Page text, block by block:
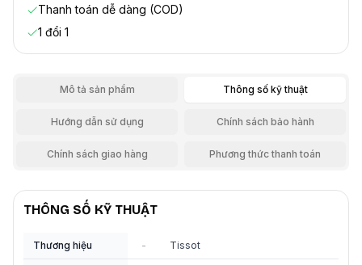
Thanh toán dễ dàng (COD)
1 đổi 1
Mô tả sản phẩm Thông số kỹ thuật
Hướng dẫn sử dụng Chính sách bảo hành
Chính sách giao hàng Phương thức thanh toán
THÔNG SỐ KỸ THUẬT
Thương hiệu - Tissot